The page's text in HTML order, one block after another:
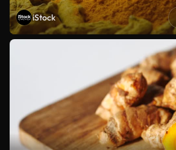
iStock